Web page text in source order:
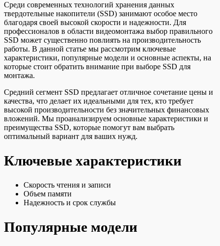
Среди современных технологий хранения данных
твердотельные накопители (SSD) занимают особое место
благодаря своей высокой скорости и надежности. Для
профессионалов в области видеомонтажа выбор правильного
SSD может существенно повлиять на производительность
работы. В данной статье мы рассмотрим ключевые
характеристики, популярные модели и основные аспекты, на
которые стоит обратить внимание при выборе SSD для
монтажа.
Средний сегмент SSD предлагает отличное сочетание цены и
качества, что делает их идеальными для тех, кто требует
высокой производительности без значительных финансовых
вложений. Мы проанализируем основные характеристики и
преимущества SSD, которые помогут вам выбрать
оптимальный вариант для ваших нужд.
Ключевые характеристики
Скорость чтения и записи
Объем памяти
Надежность и срок службы
Популярные модели